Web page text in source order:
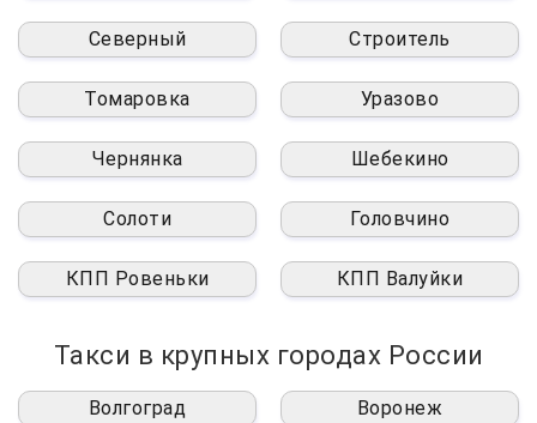
Северный Строитель
Томаровка Уразово
Чернянка Шебекино
Солоти Головчино
КПП Ровеньки КПП Валуйки
Такси в крупных городах России
Волгоград Воронеж